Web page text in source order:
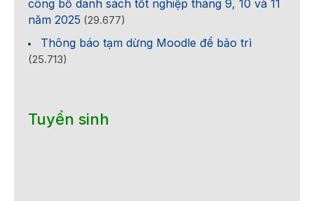
công bố danh sách tốt nghiệp tháng 9, 10 và 11
năm 2025 (29.677)
Thông báo tạm dừng Moodle để bảo trì
(25.713)
Tuyển sinh